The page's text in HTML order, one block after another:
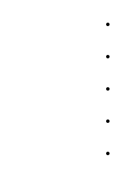
•
•
•
•
•